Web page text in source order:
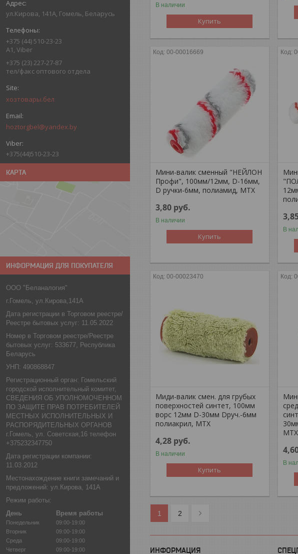
ул.Кирова, 141А, Гомель, Беларусь
+375 (44) 510-23-23
А1, Viber
+375 (23) 227-27-87
тел/факс оптового отдела
хозтовары.бел
hoztorgbel@yandex.by
+375(44)510-23-23
КАРТА
ИНФОРМАЦИЯ ДЛЯ ПОКУПАТЕЛЯ
ООО "Беланалогия"
г.Гомель, ул.Кирова,141А
Дата регистрации в Торговом реестре/
Реестре бытовых услуг: 11.05.2022
Номер в Торговом реестре/Реестре
бытовых услуг: 533677, Республика
Беларусь
УНП: 490868847
Регистрационный орган: Гомельский
городской исполнительный комитет,
СВЕДЕНИЯ ОБ УПОЛНОМОЧЕННОМ
ПО ЗАЩИТЕ ПРАВ ПОТРЕБИТЕЛЕЙ
МЕСТНЫХ ИСПОЛНИТЕЛЬНЫХ И
РАСПОРЯДИТЕЛЬНЫХ ОРГАНОВ
г.Гомель, ул. Советская,16 телефон
+375232347750
Дата регистрации компании:
11.03.2012
Местонахождение книги замечаний и
предложений: ул.Кирова, 141А
Режим работы:
День
Время работы
Понедельник
09:00-19:00
Вторник
09:00-19:00
Среда
09:00-19:00
Четверг
09:00-19:00
В наличии
Купить
00-00016669
Мини-валик сменный "НЕЙЛОН
Профи", 100мм/12мм, D-16мм,
D ручки-6мм, полиамид, MTX
3,80 руб.
В наличии
Купить
В
00-00023470
Миди-валик смен. для грубых
поверхностей синтет, 100мм
ворс 12мм D-30мм Dруч.-6мм
полиакрил, MTX
4,28 руб.
В наличии
Купить
MTX
В
1 2
ИНФОРМАЦИЯ